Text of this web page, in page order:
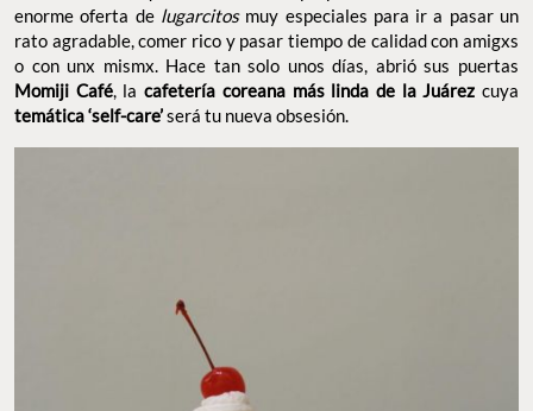
enorme oferta de lugarcitos muy especiales para ir a pasar un
rato agradable, comer rico y pasar tiempo de calidad con amigxs
o con unx mismx. Hace tan solo unos días, abrió sus puertas
Momiji Café, lacafetería coreana más linda de la Juárez cuya
temática ‘self-care’será tu nueva obsesión.